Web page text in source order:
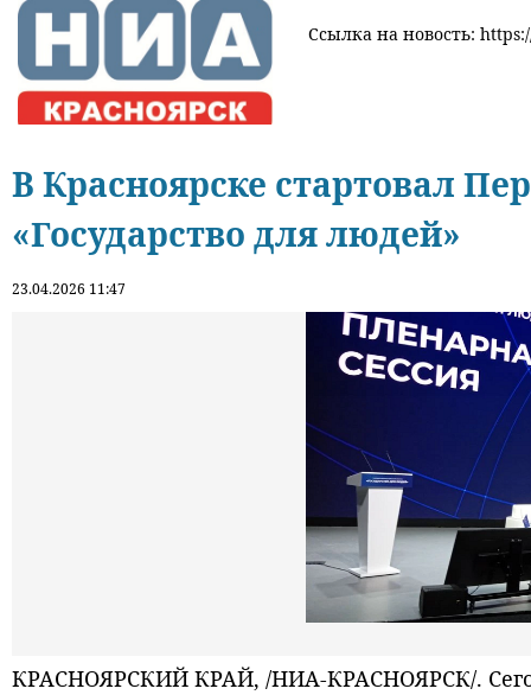
Ссылка на новость:
В Красноярске стартовал
«Государство для людей»
23.04.2026 11:47
КРАСНОЯРСКИЙ КРАЙ, /НИА-КРАСНОЯРСК/.